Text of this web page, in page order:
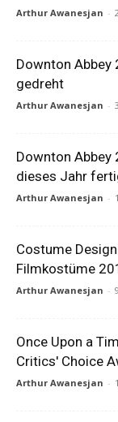
Arthur Awanesjan -
Downton Abbey
gedreht
Arthur Awanesjan -
Downton Abbey
dieses Jahr
Arthur Awanesjan -
Costume
Filmkostüme
Arthur Awanesjan -
Once Upon a
Critics' Choice
Arthur Awanesjan -